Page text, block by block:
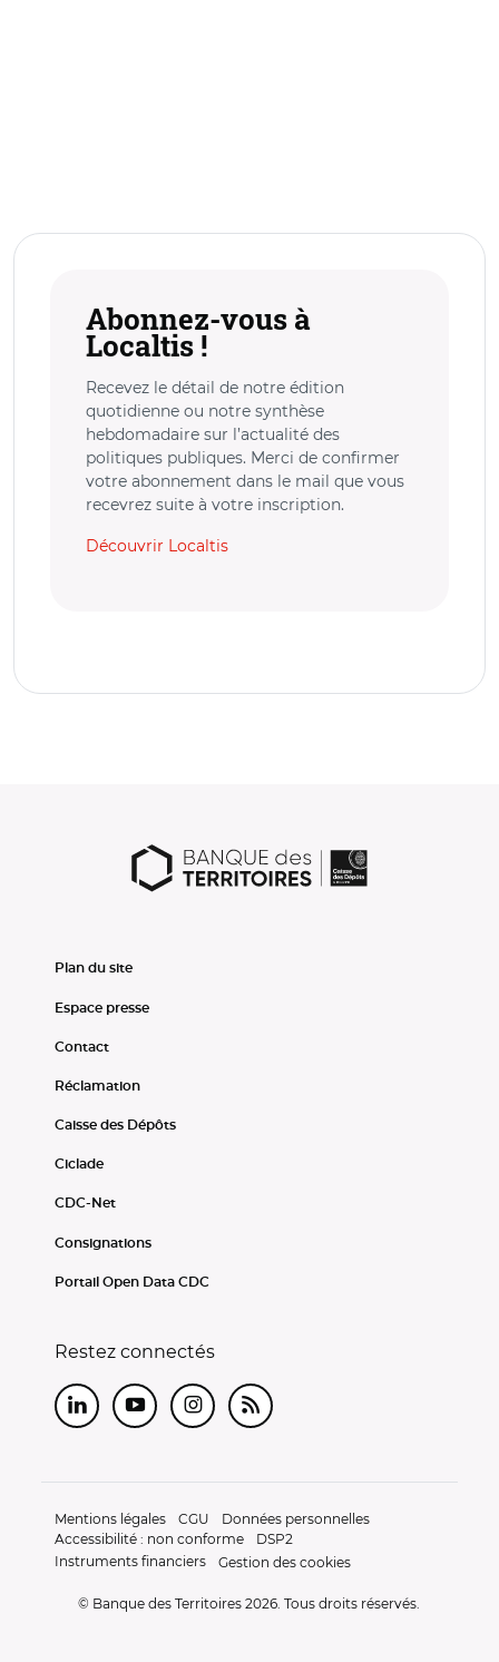
Abonnez-vous à
Localtis !
Recevez le détail de notre édition
quotidienne ou notre synthèse
hebdomadaire sur l’actualité des
politiques publiques. Merci de confirmer
votre abonnement dans le mail que vous
recevrez suite à votre inscription.
Découvrir Localtis
Plan du site
Espace presse
Contact
Réclamation
Caisse des Dépôts
Ciclade
CDC-Net
Consignations
Portail Open Data CDC
Restez connectés
LinkedInYoutubeInstagram
RSS
Mentions légales CGU
Données personnelles
Accessibilité : non conforme
DSP2
Instruments financiers
Gestion des cookies
© Banque des Territoires 2026. Tous droits réservés.